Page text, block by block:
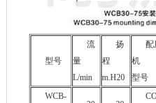
型号
流
量
L/min
扬
程
m.H20
配
机
型号
WCB-